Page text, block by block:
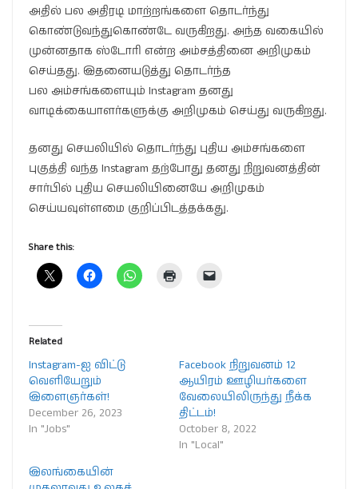
அதில் பல அதிரடி மாற்றங்களை தொடர்ந்து
கொண்டுவந்துகொண்டே வருகிறது. அந்த வகையில்
முன்னதாக ஸ்டோரி என்ற அம்சத்தினை அறிமுகம்
செய்தது. இதனையடுத்து தொடர்ந்த
பல அம்சங்களையும் Instagram தனது
வாடிக்கையாளர்களுக்கு அறிமுகம் செய்து வருகிறது.
தனது செயலியில் தொடர்ந்து புதிய அம்சங்களை
புகுத்தி வந்த Instagram தற்போது தனது நிறுவனத்தின்
சார்பில் புதிய செயலியினையே அறிமுகம்
செய்யவுள்ளமை குறிப்பிடத்தக்கது.
Share this:
Related
Instagram-ஐ விட்டு
வெளியேறும்
இளைஞர்கள்!
December 26, 2023
In "Jobs"
Facebook நிறுவனம் 12
ஆயிரம் ஊழியர்களை
வேலையிலிருந்து நீக்க
திட்டம்!
October 8, 2022
In "Local"
இலங்கையின்